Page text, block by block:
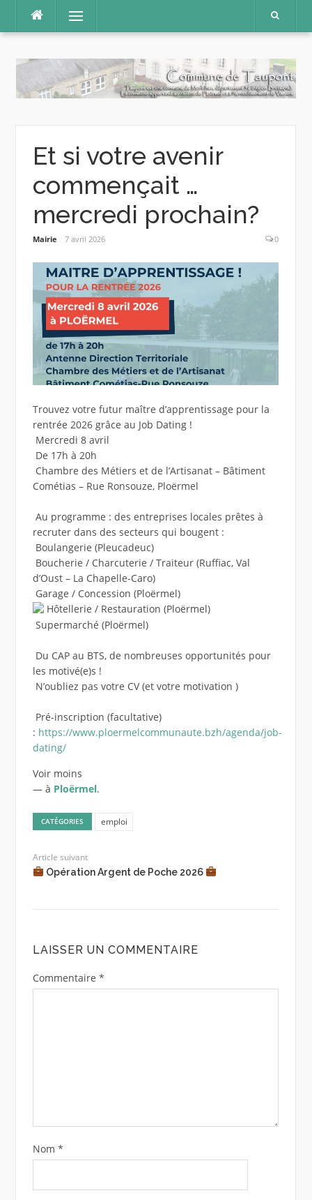
contenu
Menu
Et si votre avenir
commençait …
mercredi prochain?
Mairie 7 avril 2026 0
Trouvez votre futur maître d’apprentissage pour la
rentrée 2026 grâce au Job Dating !
Mercredi 8 avril
De 17h à 20h
Chambre des Métiers et de l’Artisanat – Bâtiment
Cométias – Rue Ronsouze, Ploërmel
Au programme : des entreprises locales prêtes à
recruter dans des secteurs qui bougent :
Boulangerie (Pleucadeuc)
Boucherie / Charcuterie / Traiteur (Ruffiac, Val
d’Oust – La Chapelle-Caro)
Garage / Concession (Ploërmel)
Hôtellerie / Restauration (Ploërmel)
Supermarché (Ploërmel)
Du CAP au BTS, de nombreuses opportunités pour
les motivé(e)s !
N’oubliez pas votre CV (et votre motivation )
Pré-inscription (facultative)
: https://www.ploermelcommunaute.bzh/agenda/job-
dating/
Voir moins
— à Ploërmel.
CATÉGORIES emploi
Article suivant
Opération Argent de Poche 2026
LAISSER UN COMMENTAIRE
Commentaire *
Nom *